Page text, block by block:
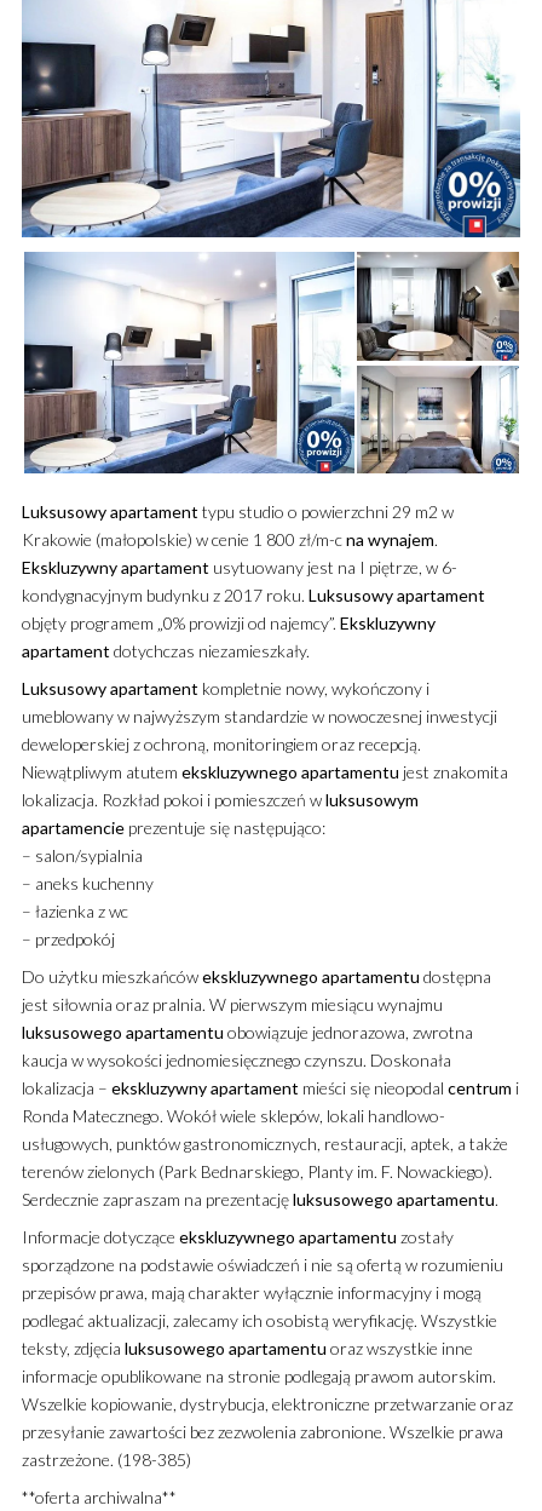
Luksusowyapartament typu studio o powierzchni 29 m2 w
Krakowie (małopolskie) w cenie 1 800 zł/m-cna wynajem.
Ekskluzywnyapartament usytuowany jest na I piętrze, w 6-
kondygnacyjnym budynku z 2017 roku. Luksusowyapartament
objęty programem „0% prowizji od najemcy”. Ekskluzywny
apartament dotychczas niezamieszkały.
Luksusowyapartament kompletnie nowy, wykończony i
umeblowany w najwyższym standardzie w nowoczesnej inwestycji
deweloperskiej z ochroną, monitoringiem oraz recepcją.
Niewątpliwym atutem ekskluzywnego apartamentu jest znakomita
lokalizacja. Rozkład pokoi i pomieszczeń wluksusowym
apartamencieprezentuje się następująco:
– salon/sypialnia
– aneks kuchenny
– łazienka z wc
– przedpokój
Do użytku mieszkańcówekskluzywnego apartamentu dostępna
jest siłownia oraz pralnia. W pierwszym miesiącu wynajmu
luksusowego apartamentu obowiązuje jednorazowa, zwrotna
kaucja w wysokości jednomiesięcznego czynszu. Doskonała
lokalizacja – ekskluzywnyapartament mieści się nieopodal centrum i
Ronda Matecznego. Wokół wiele sklepów, lokali handlowo-
usługowych, punktów gastronomicznych, restauracji, aptek, a także
terenów zielonych (Park Bednarskiego, Planty im. F. Nowackiego).
Serdecznie zapraszam na prezentacjęluksusowego apartamentu.
Informacje dotyczące ekskluzywnego apartamentu zostały
sporządzone na podstawie oświadczeń i nie są ofertą w rozumieniu
przepisów prawa, mają charakter wyłącznie informacyjny i mogą
podlegać aktualizacji, zalecamy ich osobistą weryfikację. Wszystkie
teksty, zdjęcia luksusowego apartamentu oraz wszystkie inne
informacje opublikowane na stronie podlegają prawom autorskim.
Wszelkie kopiowanie, dystrybucja, elektroniczne przetwarzanie oraz
przesyłanie zawartości bez zezwolenia zabronione. Wszelkie prawa
zastrzeżone. (198-385)
**oferta archiwalna**